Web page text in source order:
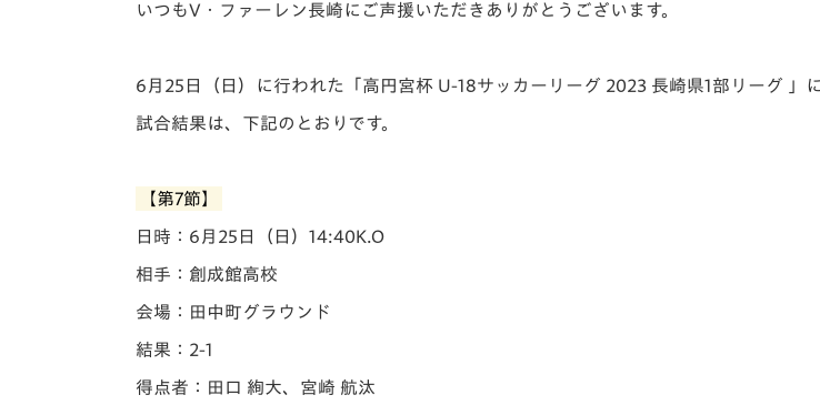
場）
応援メディア
平和祈念活動
ホームタウン活動
V-EXPRESS（ユニフ
いつもV・ファーレン長崎にご声援いただきありがとうございます。
6月25日（日）に行われた「️高円宮杯 U-18サッカーリーグ 2023 長崎県1部リーグ 」
試合結果は、下記のとおりです。
【第7節】
日時：6月25日（日）14:40K.O
相手：創成館高校
会場：田中町グラウンド
結果：2-1
得点者：田口 絢大、宮崎 航汰